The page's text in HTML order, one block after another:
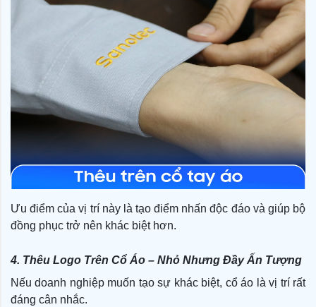
Ưu điểm của vị trí này là tạo điểm nhấn độc đáo và giúp bộ
đồng phục trở nên khác biệt hơn.
4. Thêu Logo Trên Cổ Áo – Nhỏ Nhưng Đầy Ấn Tượng
Nếu doanh nghiệp muốn tạo sự khác biệt, cổ áo là vị trí rất
đáng cân nhắc.